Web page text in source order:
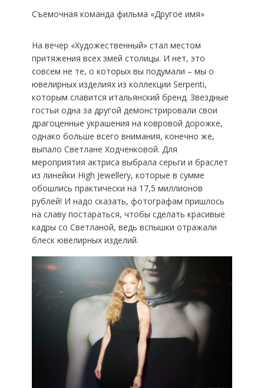
Съемочная команда фильма «Другое имя»
На вечер «Художественный» стал местом
притяжения всех змей столицы. И нет, это
совсем не те, о которых вы подумали – мы о
ювелирных изделиях из коллекции Serpenti,
которым славится итальянский бренд. Звездные
гостьи одна за другой демонстрировали свои
драгоценные украшения на ковровой дорожке,
однако больше всего внимания, конечно же,
выпало Светлане Ходченковой. Для
мероприятия актриса выбрала серьги и браслет
из линейки High Jewellery, которые в сумме
обошлись практически на 17,5 миллионов
рублей! И надо сказать, фотографам пришлось
на славу постараться, чтобы сделать красивые
кадры со Светланой, ведь вспышки отражали
блеск ювелирных изделий.